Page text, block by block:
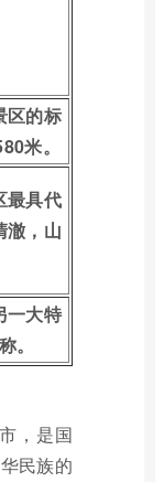
区的标
米。
最具代
澈，山
一大特
。
，是国
民族的